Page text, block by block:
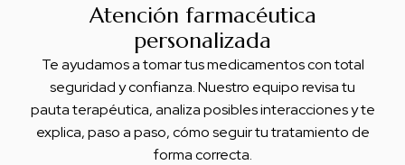
Atención farmacéutica
personalizada
Te ayudamos a tomar tus medicamentos con total
seguridad y confianza. Nuestro equipo revisa tu
pauta terapéutica, analiza posibles interacciones y te
explica, paso a paso, cómo seguir tu tratamiento de
forma correcta.